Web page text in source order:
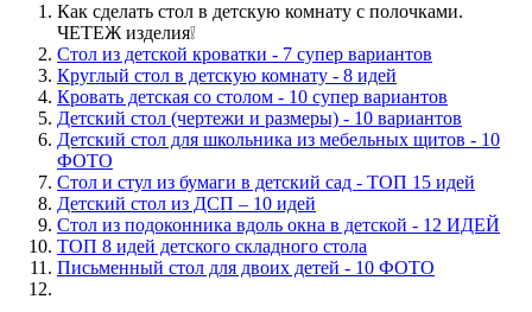
Как сделать стол в детскую комнату с полочками.
ЧЕТЕЖ изделия❕
Стол из детской кроватки - 7 супер вариантов
Круглый стол в детскую комнату - 8 идей
Кровать детская со столом - 10 супер вариантов
Детский стол (чертежи и размеры) - 10 вариантов
Детский стол для школьника из мебельных щитов - 10
ФОТО
Стол и стул из бумаги в детский сад - ТОП 15 идей
Детский стол из ДСП – 10 идей
Стол из подоконника вдоль окна в детской - 12 ИДЕЙ
ТОП 8 идей детского складного стола
Письменный стол для двоих детей - 10 ФОТО